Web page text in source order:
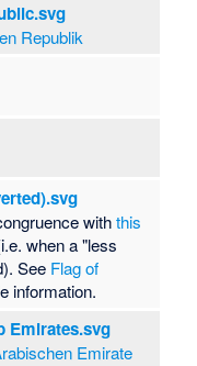
Republik
withthis
when a "less
See Flag of
information.
Emirates.svg
Emirate